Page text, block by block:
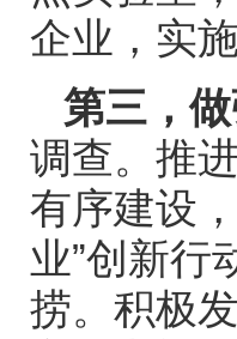
企业，实施
第三，
调查。推
有序建设
业”创新行
捞。积极